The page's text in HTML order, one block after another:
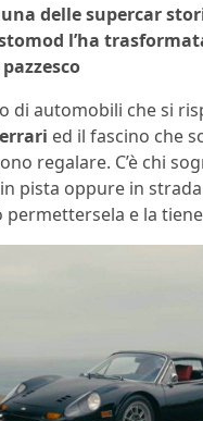
delle supercar
l’ha
di automobili che si
ed il fascino che
regalare. C’è chi
pista oppure in strada
e la